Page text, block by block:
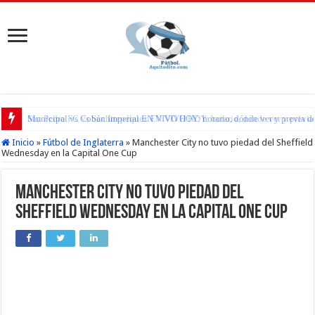
Municipal vs Cobán Imperial EN VIVO HOY: horario, dónde ver y previa
San Pedro FC vs Suchitepéquez EN VIVO HOY: horario, dónde ver y
Inicio » Fútbol de Inglaterra » Manchester City no tuvo piedad del Sheffield
Wednesday en la Capital One Cup
Manchester City no tuvo piedad del
Sheffield Wednesday en la Capital One Cup